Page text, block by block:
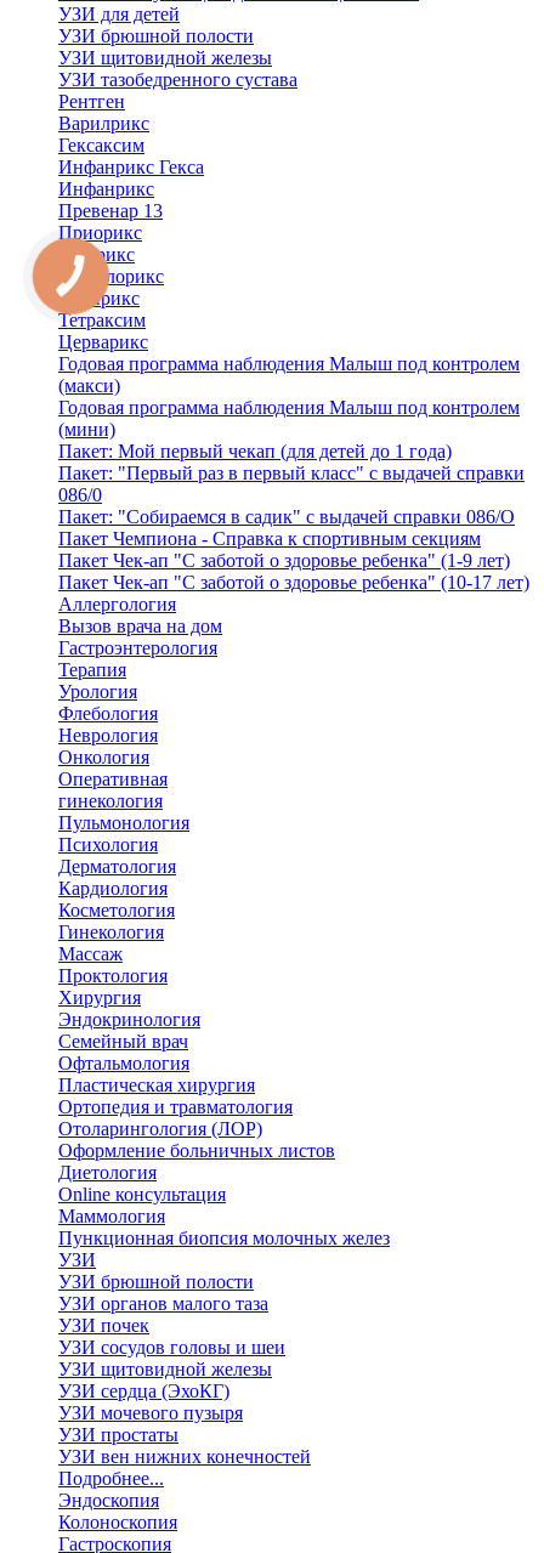
УЗИ для детей
УЗИ брюшной полости
УЗИ щитовидной железы
УЗИ тазобедренного сустава
Рентген
Варилрикс
Гексаксим
Инфанрикс Гекса
Инфанрикс
Превенар 13
Приорикс
Ротарикс
Синфлорикс
Твинрикс
Тетраксим
Церварикс
Годовая программа наблюдения Малыш под контролем
(макси)
Годовая программа наблюдения Малыш под контролем
(мини)
Пакет: Мой первый чекап (для детей до 1 года)
Пакет: "Первый раз в первый класс" с выдачей справки
086/0
Пакет: "Собираемся в садик" с выдачей справки 086/О
Пакет Чемпиона - Справка к спортивным секциям
Пакет Чек-ап "С заботой о здоровье ребенка" (1-9 лет)
Пакет Чек-ап "С заботой о здоровье ребенка" (10-17 лет)
Аллергология
Вызов врача на дом
Гастроэнтерология
Терапия
Урология
Флебология
Неврология
Онкология
Оперативная
гинекология
Пульмонология
Психология
Дерматология
Кардиология
Косметология
Гинекология
Массаж
Проктология
Хирургия
Эндокринология
Семейный врач
Офтальмология
Пластическая хирургия
Ортопедия и травматология
Отоларингология (ЛОР)
Оформление больничных листов
Диетология
Online консультация
Маммология
Пункционная биопсия молочных желез
УЗИ
УЗИ брюшной полости
УЗИ органов малого таза
УЗИ почек
УЗИ сосудов головы и шеи
УЗИ щитовидной железы
УЗИ сердца (ЭхоКГ)
УЗИ мочевого пузыря
УЗИ простаты
УЗИ вен нижних конечностей
Подробнее...
Эндоскопия
Колоноскопия
Гастроскопия